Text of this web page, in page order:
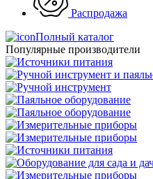
Распродажа
Полный каталог
Популярные производители